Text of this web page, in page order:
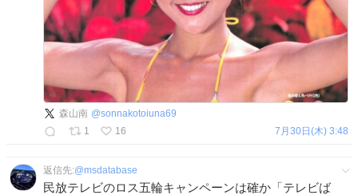
森山南 @sonnakotoiuna69
1
16 7月30日(木) 3:48
返信先:@msdatabase
民放テレビのロス五輪キャンペーンは確か「テレビば